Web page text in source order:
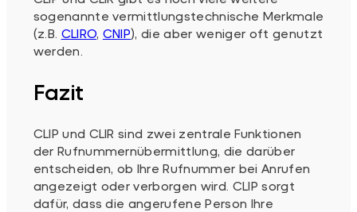
sogenannte vermittlungstechnische Merkmale
(z.B. CLIRO CNIP), die aber weniger oft genutzt
werden.
Fazit
CLIP und CLIR sind zwei zentrale Funktionen
der Rufnummernübermittlung, die darüber
entscheiden, ob Ihre Rufnummer bei Anrufen
angezeigt oder verborgen wird. CLIP sorgt
dafür, dass die angerufene Person Ihre